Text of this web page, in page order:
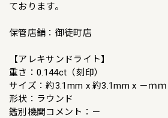
ております。
保管店舗：御徒町店
【アレキサンドライト】
重さ：0.144ct（刻印）
サイズ：約3.1mm x 約3.1mm x －ｍｍ
形状：ラウンド
鑑別機関コメント：－